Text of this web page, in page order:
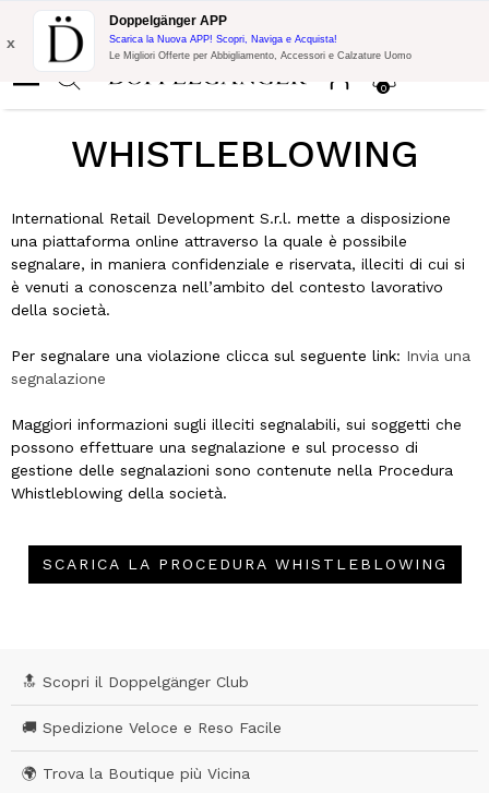
Promo Flash:
10% di Extra Sconto su 300€ di Acquisto con codice:
DOPPEL300
0
x
Doppelgänger APP
Scarica la Nuova APP! Scopri, Naviga e Acquista!
Le Migliori Offerte per Abbigliamento, Accessori e Calzature Uomo
WHISTLEBLOWING
International Retail Development S.r.l. mette a disposizione
una piattaforma online attraverso la quale è possibile
segnalare, in maniera confidenziale e riservata, illeciti di cui si
è venuti a conoscenza nell’ambito del contesto lavorativo
della società.
Per segnalare una violazione clicca sul seguente link: Invia una
segnalazione
Maggiori informazioni sugli illeciti segnalabili, sui soggetti che
possono effettuare una segnalazione e sul processo di
gestione delle segnalazioni sono contenute nella Procedura
Whistleblowing della società.
SCARICA LA PROCEDURA WHISTLEBLOWING
🔝 Scopri il Doppelgänger Club
🚚 Spedizione Veloce e Reso Facile
🌍 Trova la Boutique più Vicina